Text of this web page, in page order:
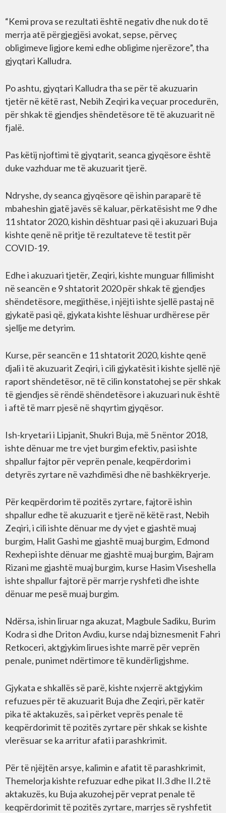
“Kemi prova se rezultati është negativ dhe nuk do të
merrja atë përgjegjësi avokat, sepse, përveç
obligimeve ligjore kemi edhe obligime njerëzore”, tha
gjyqtari Kalludra.
Po ashtu, gjyqtari Kalludra tha se për të akuzuarin
tjetër në këtë rast, Nebih Zeqiri ka veçuar procedurën,
për shkak të gjendjes shëndetësore të të akuzuarit në
fjalë.
Pas këtij njoftimi të gjyqtarit, seanca gjyqësore është
duke vazhduar me të akuzuarit tjerë.
Ndryshe, dy seanca gjyqësore që ishin paraparë të
mbaheshin gjatë javës së kaluar, përkatësisht me 9 dhe
11 shtator 2020, kishin dështuar pasi që i akuzuari Buja
kishte qenë në pritje të rezultateve të testit për
COVID-19.
Edhe i akuzuari tjetër, Zeqiri, kishte munguar fillimisht
në seancën e 9 shtatorit 2020 për shkak të gjendjes
shëndetësore, megjithëse, i njëjti ishte sjellë pastaj në
gjykatë pasi që, gjykata kishte lëshuar urdhërese për
sjellje me detyrim.
Kurse, për seancën e 11 shtatorit 2020, kishte qenë
djali i të akuzuarit Zeqiri, i cili gjykatësit i kishte sjellë një
raport shëndetësor, në të cilin konstatohej se për shkak
të gjendjes së rëndë shëndetësore i akuzuari nuk është
i aftë të marr pjesë në shqyrtim gjyqësor.
Ish-kryetari i Lipjanit, Shukri Buja, më 5 nëntor 2018,
ishte dënuar me tre vjet burgim efektiv, pasi ishte
shpallur fajtor për veprën penale, keqpërdorim i
detyrës zyrtare në vazhdimësi dhe në bashkëkryerje.
Për keqpërdorim të pozitës zyrtare, fajtorë ishin
shpallur edhe të akuzuarit e tjerë në këtë rast, Nebih
Zeqiri, i cili ishte dënuar me dy vjet e gjashtë muaj
burgim, Halit Gashi me gjashtë muaj burgim, Edmond
Rexhepi ishte dënuar me gjashtë muaj burgim, Bajram
Rizani me gjashtë muaj burgim, kurse Hasim Viseshella
ishte shpallur fajtorë për marrje ryshfeti dhe ishte
dënuar me pesë muaj burgim.
Ndërsa, ishin liruar nga akuzat, Magbule Sadiku, Burim
Kodra si dhe Driton Avdiu, kurse ndaj biznesmenit Fahri
Retkoceri, aktgjykim lirues ishte marrë për veprën
penale, punimet ndërtimore të kundërligjshme.
Gjykata e shkallës së parë, kishte nxjerrë aktgjykim
refuzues për të akuzuarit Buja dhe Zeqiri, për katër
pika të aktakuzës, sa i përket veprës penale të
keqpërdorimit të pozitës zyrtare për shkak se kishte
vlerësuar se ka arritur afati i parashkrimit.
Për të njëjtën arsye, kalimin e afatit të parashkrimit,
Themelorja kishte refuzuar edhe pikat II.3 dhe II.2 të
aktakuzës, ku Buja akuzohej për veprat penale të
keqpërdorimit të pozitës zyrtare, marrjes së ryshfetit